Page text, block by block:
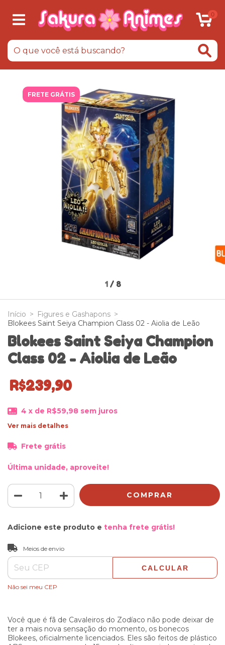
0
FRETE GRÁTIS
1/ 8
Início > Figures e Gashapons >
Blokees Saint Seiya Champion Class 02 - Aiolia de Leão
Blokees Saint Seiya Champion
Class 02 - Aiolia de Leão
R$239,90
4 x de R$59,98 sem juros
Ver mais detalhes
Frete grátis
Última unidade, aproveite!
Adicione este produto e tenha frete grátis!
Entregas para o CEP:
Meios de envio
CALCULAR
Não sei meu CEP
Você que é fã de Cavaleiros do Zodíaco não pode deixar de
ter a mais nova sensação do momento, os bonecos
Blokees, oficialmente licenciados. Eles são feitos de plástico